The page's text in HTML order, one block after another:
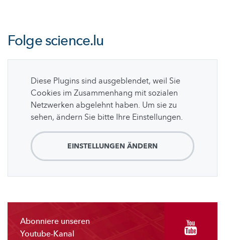
Folgescience.lu
Diese Plugins sind ausgeblendet, weil Sie
Cookies im Zusammenhang mit sozialen
Netzwerken abgelehnt haben. Um sie zu
sehen, ändern Sie bitte Ihre Einstellungen.
EINSTELLUNGEN ÄNDERN
Abonniere unseren
Youtube-Kanal